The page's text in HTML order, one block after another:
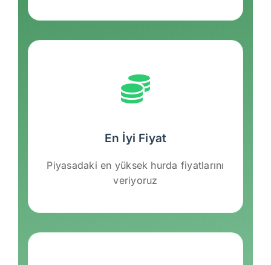
En İyi Fiyat
Piyasadaki en yüksek hurda fiyatlarını
veriyoruz